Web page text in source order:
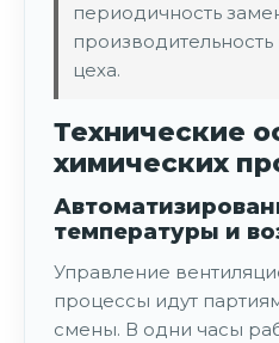
периодичность
цеха.
Технические
химических
температуры и
Управление
процессы идут
смены. В одни часы